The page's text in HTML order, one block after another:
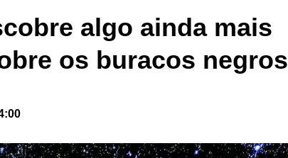
algo ainda mais
os buracos negros